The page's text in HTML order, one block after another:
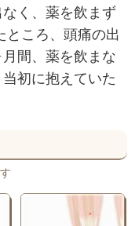
く、薬を飲まず
ところ、頭痛の出
間、薬を飲まな
初に抱えていた